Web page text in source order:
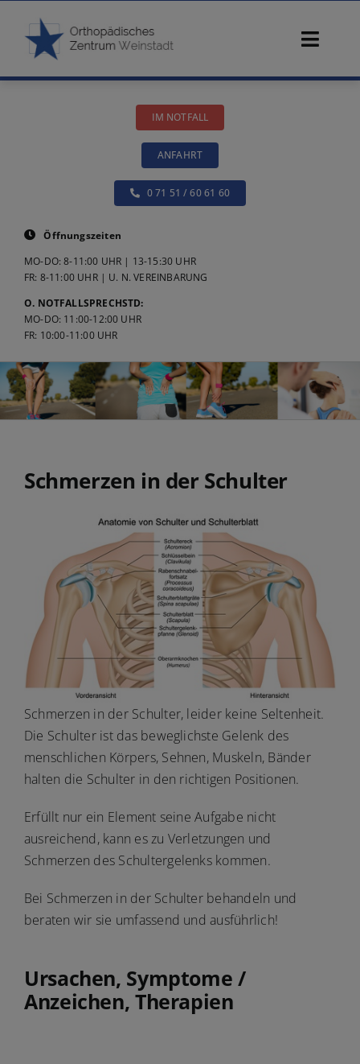
springen
Diagnostik
Konservative Therapie
Operative Therapie
IM NOTFALL
ANFAHRT
0 71 51 / 60 61 60
Öffnungszeiten
MO-DO: 8-11:00 UHR | 13-15:30 UHR
FR: 8-11:00 UHR | U. N. VEREINBARUNG
O. NOTFALLSPRECHSTD:
MO-DO: 11:00-12:00 UHR
FR: 10:00-11:00 UHR
Schmerzen in der Schulter
Schmerzen in der Schulter, leider keine Seltenheit.
Die Schulter ist das beweglichste Gelenk des
menschlichen Körpers, Sehnen, Muskeln, Bänder
halten die Schulter in den richtigen Positionen.
Erfüllt nur ein Element seine Aufgabe nicht
ausreichend, kann es zu Verletzungen und
Schmerzen des Schultergelenks kommen.
Bei Schmerzen in der Schulter behandeln und
beraten wir sie umfassend und ausführlich!
Ursachen, Symptome /
Anzeichen, Therapien